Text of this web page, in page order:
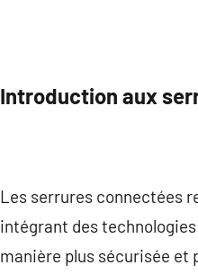
Introduction aux
Les serrures connectées
intégrant des
manière plus sécurisée et